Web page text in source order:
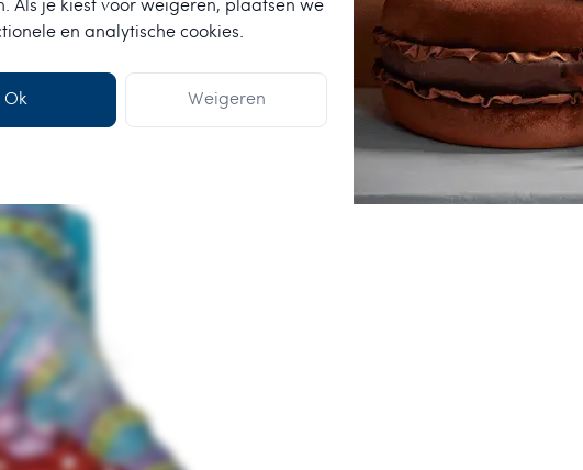
Als je kiest voor weigeren, plaatsen we
en analytische cookies.
Ok Weigeren